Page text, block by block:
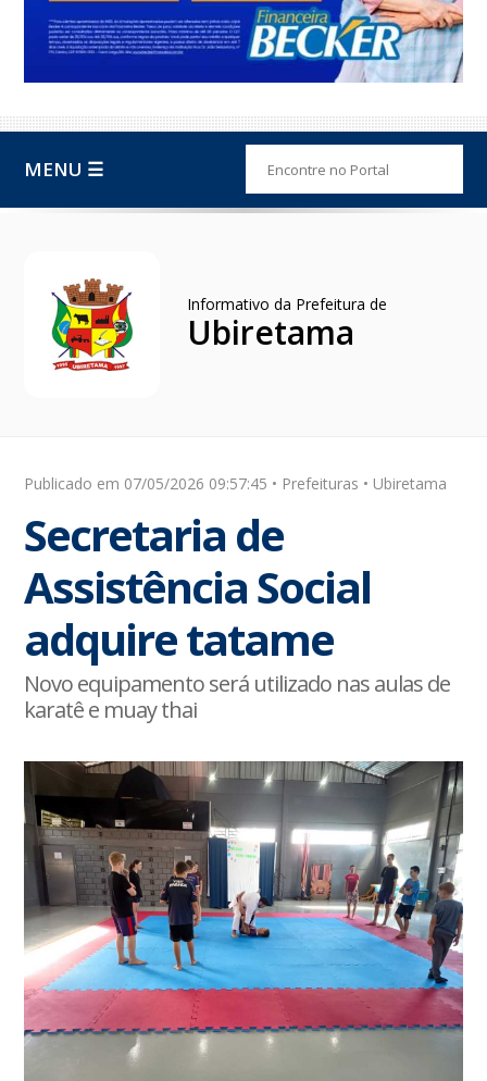
MENU ☰
Informativo da Prefeitura de
Ubiretama
Publicado em 07/05/2026 09:57:45 • Prefeituras • Ubiretama
Secretaria de
Assistência Social
adquire tatame
Novo equipamento será utilizado nas aulas de
karatê e muay thai